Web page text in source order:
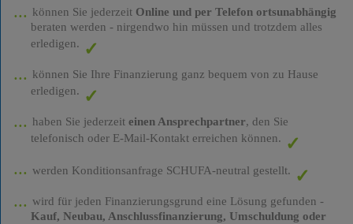
können Sie jederzeit Online und per Telefon ortsunabhängig
beraten werden - nirgendwo hin müssen und trotzdem alles
erledigen.
können Sie Ihre Finanzierung ganz bequem von zu Hause
erledigen.
haben Sie jederzeit einen Ansprechpartner, den Sie
telefonisch oder E-Mail-Kontakt erreichen können.
werden Konditionsanfrage SCHUFA-neutral gestellt.
wird für jeden Finanzierungsgrund eine Lösung gefunden -
Kauf, Neubau, Anschlussfinanzierung, Umschuldung oder